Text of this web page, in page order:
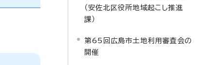
（安佐北区役所地域起こし推進
課）
第65回広島市土地利用審査会の
開催